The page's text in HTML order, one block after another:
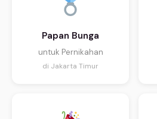
Papan Bunga
untuk Pernikahan
di Jakarta Timur